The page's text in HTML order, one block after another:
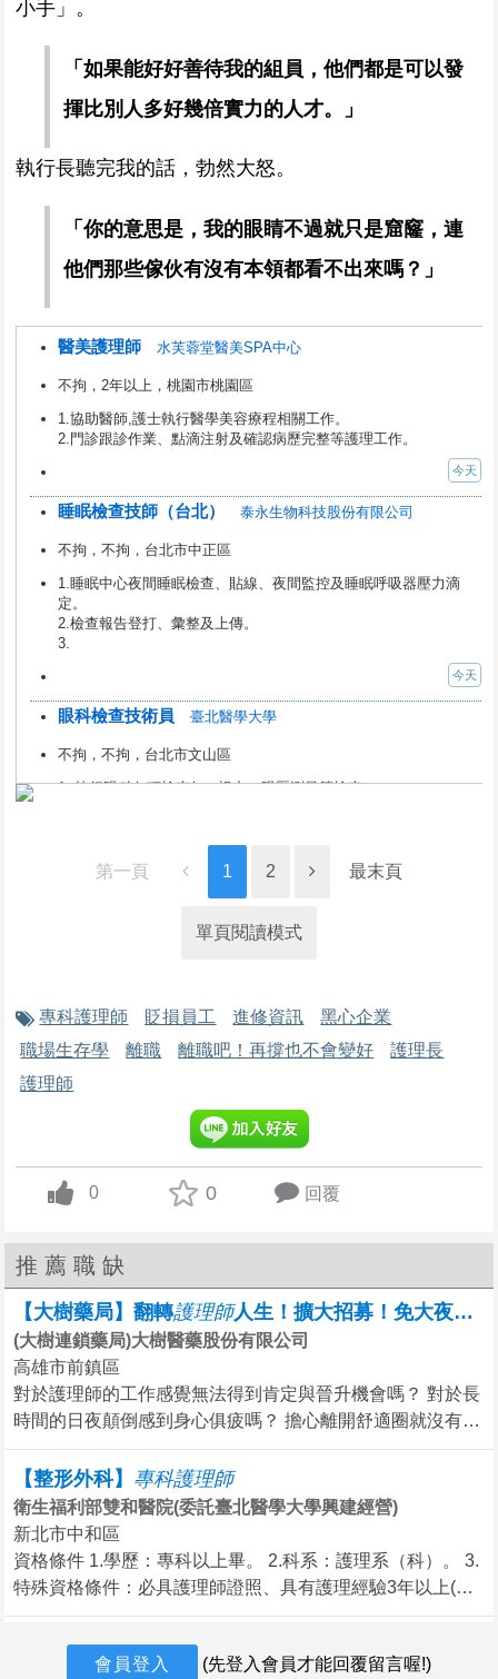
小手」。
「如果能好好善待我的組員，他們都是可以發
揮比別人多好幾倍實力的人才。」
執行長聽完我的話，勃然大怒。
「你的意思是，我的眼睛不過就只是窟窿，連
他們那些傢伙有沒有本領都看不出來嗎？」
醫美護理師 水芙蓉堂醫美SPA中心
不拘，2年以上，桃園市桃園區
1.協助醫師,護士執行醫學美容療程相關工作。
2.門診跟診作業、點滴注射及確認病歷完整等護理工作。
今天
睡眠檢查技師（台北） 泰永生物科技股份有限公司
不拘，不拘，台北市中正區
1.睡眠中心夜間睡眠檢查、貼線、夜間監控及睡眠呼吸器壓力滴
定。
2.檢查報告登打、彙整及上傳。
3.
今天
眼科檢查技術員 臺北醫學大學
不拘，不拘，台北市文山區
1. 執行眼科各項檢查如 : 視力、眼壓測量等檢查。
【護理部】護理長 東元醫療社團法人東元綜合醫院
4.
護理助理｜南投草屯｜無經驗可・考照獎金・完整培訓｜青
青松健康股份有限公司
不拘，不拘，南投縣草屯鎮
想踏入長照產業卻不知道從哪開始？
青松健康是台灣第一家掛牌上市的長照機構，
基隆長庚醫院護理部招募感染暨一般內科病房護理人員
長庚醫療財團法人
不拘，不拘，基隆市安樂區
一般病房臨床護理照護工作。
今天
影像醫學部 - 影像護理師
佛教慈濟醫療財團法人花蓮慈濟醫院
不拘，不拘，花蓮縣花蓮市
招募說明
資格條件：
1.大學以上，護理相關系畢業，具護理師證照。
第一頁 1 2 最末頁
單頁閱讀模式
專科護理師 貶損員工 進修資訊
黑心企業
職場生存學
離職 離職吧！再撐也不會變好
護理長
護理師
up vote
0 0 回覆
推薦職缺
【大樹藥局】翻轉護理師人生！擴大招募！免大夜！32.5~39.5K UP！－高雄全區
(大樹連鎖藥局)大樹醫藥股份有限公司
高雄市前鎮區
對於護理師的工作感覺無法得到肯定與晉升機會嗎？ 對於長
時間的日夜顛倒感到身心俱疲嗎？ 擔心離開舒適圈就沒有舞
台嗎？ 您的舞台就在大樹！ 在大樹您可以有更好的多方發
展機會 遠離不尊重專業的負面情緒內耗 無須輪夜班、上班
時間彈性 運用您的專業知識達到預防醫學 廣義的讓護理工
作可以延伸到社區 護理工作可以如何在藥局延伸呢？ 1. 提
供民眾醫藥保健衛教諮詢、銷售 2. 營養保健食品、婦嬰奶粉
尿布、醫療儀器...等銷售諮詢服務 3. 協助顧客使用檢測器
入大樹藥局， 我們提供在職教育訓練，為您累積更多專業知
【整形外科】 專科護理師
衛生福利部雙和醫院(委託臺北醫學大學興建經營)
新北市中和區
資格條件 1.學歷：專科以上畢。 2.科系：護理系（科）。 3.
特殊資格條件：必具護理師證照、具有護理經驗3年以上(經
歷未滿1年不予採計)。 4.必具專科護理師證書 應徵方式 屆時
請自行準備 1.甄選資料表 請至http://www.shh.org.tw/UI/G/G
10100.aspx下載 2.自傳 3.所有護理相關畢業證書正反面影本
會員登入 (先登入會員才能回覆留言喔!)